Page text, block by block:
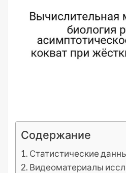
Содержание
Статистические
Видеоматериалы